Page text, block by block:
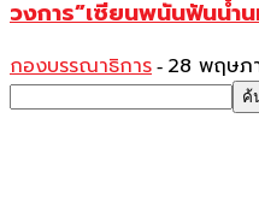
วงการ”เซียนพนันฟันน้ำ
กองบรรณาธิการ - 28 พฤษภ